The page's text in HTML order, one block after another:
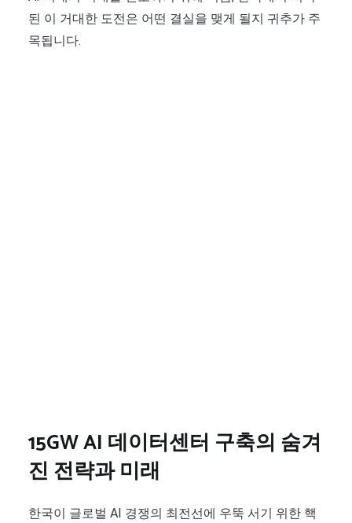
된 이 거대한 도전은 어떤 결실을 맺게 될지 귀추가 주
목됩니다.
15GW AI 데이터센터 구축의 숨겨
진 전략과 미래
한국이 글로벌 AI 경쟁의 최전선에 우뚝 서기 위한 핵